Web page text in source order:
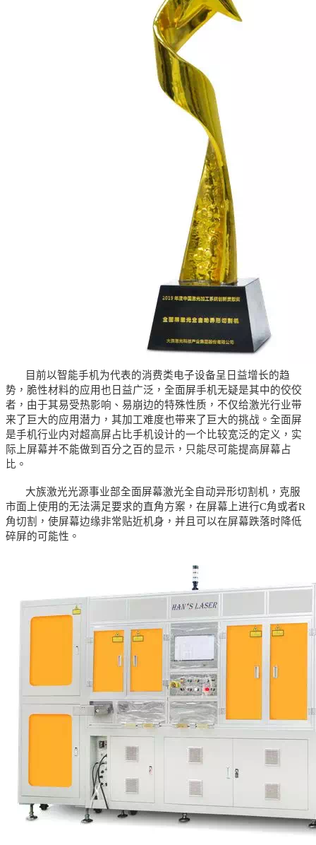
目前以智能手机为代表的消费类电子设备呈日益增长的趋
势，脆性材料的应用也日益广泛，全面屏手机无疑是其中的佼佼
者，由于其易受热影响、易崩边的特殊性质，不仅给激光行业带
来了巨大的应用潜力，其加工难度也带来了巨大的挑战。全面屏
是手机行业内对超高屏占比手机设计的一个比较宽泛的定义，实
际上屏幕并不能做到百分之百的显示，只能尽可能提高屏幕占
比。
大族激光光源事业部全面屏幕激光全自动异形切割机，克服
市面上使用的无法满足要求的直角方案，在屏幕上进行C角或者R
角切割，使屏幕边缘非常贴近机身，并且可以在屏幕跌落时降低
碎屏的可能性。